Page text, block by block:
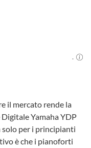
.
il mercato rende la
Yamaha YDP
solo per i principianti
è che i pianoforti